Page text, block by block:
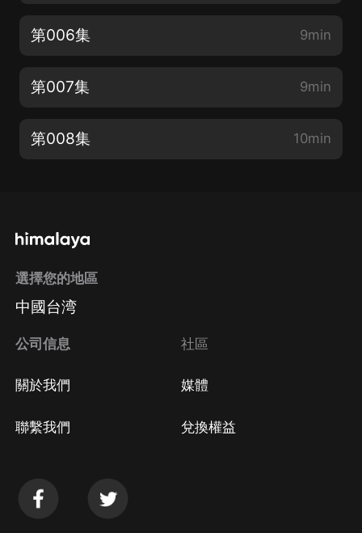
第006集 9min
第007集 9min
第008集 10min
選擇您的地區
中國台湾
公司信息
關於我們
聯繫我們
社區
媒體
兌換權益